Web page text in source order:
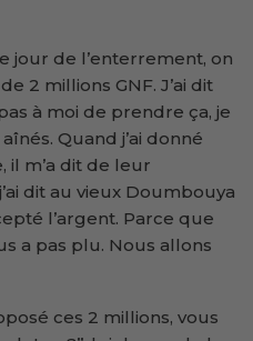
jour de l’enterrement, on
2 millions GNF. J’ai dit
à moi de prendre ça, je
Quand j’ai donné
il m’a dit de leur
dit au vieux Doumbouya
l’argent. Parce que
a pas plu. Nous allons
ces 2 millions, vous